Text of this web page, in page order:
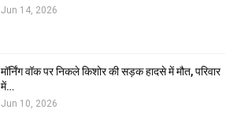
Jun 14, 2026
मॉर्निंग वॉक पर निकले किशोर की सड़क हादसे में मौत, परिवार
में…
Jun 10, 2026